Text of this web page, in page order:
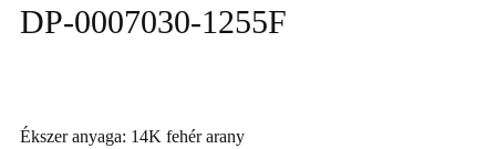
DP-0007030-1255F
Ékszer anyaga: 14K fehér arany